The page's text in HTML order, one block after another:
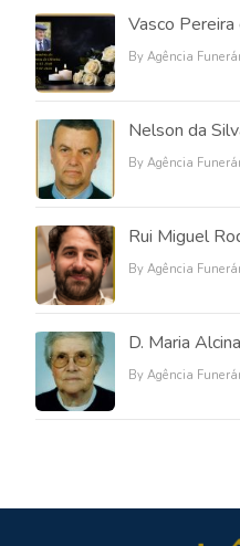
Vasco
By Agência
Nelson da
By Agência
Rui Miguel
By Agência
D. Maria
By Agência